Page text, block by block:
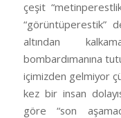
çeşit
“görüntüperestik”
altından
bombardımanına
içimizden gelmiyor
kez bir insan
göre “son